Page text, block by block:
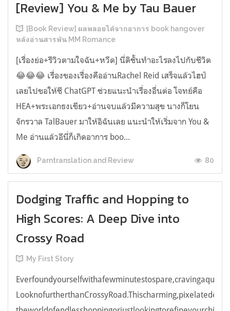
[Review] You & Me by Tau Bauer
[Book Review] ผลพลอยได้จากอาการ book hangover
หลังอ่านสารพัน MM Romance
[เรื่องย่อ+รีวิวตามใจฉัน+หวีด] นี่ดิชั้นทำอะไรลงไปกับชีวิต
😂😂😂 เรื่องของเรื่องคืออ่านRachel Reid เสร็จแล้วไฮป์
เลยไปขอให้ชี ChatGPT ช่วยแนะนำเรื่องอื่นต่อ โจทย์คือ
HEA+พระเอกธงเขียว+อ่านจบแล้วมีความสุข นางก็โยน
จักรวาล TalBauer มาให้อิฉันเลย แนะนำให้เริ่มจาก You &
Me อ่านแล้วอีนี่ก็เกิดอาการ boo...
Parntranslation and Review 80
Dodging Traffic and Hopping to
High Scores: A Deep Dive into
Crossy Road
My First Story